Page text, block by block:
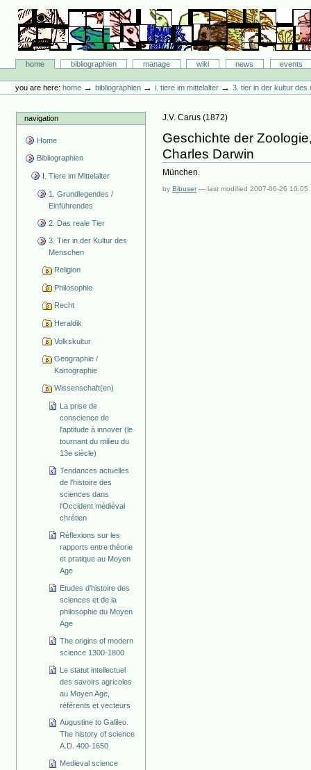
content.
navigation
Bibliographie-Portal
Sectionshome bibliographien manage wiki news
events
tools
you are here: home →bibliographien →i. tiere im mittelalter →3. tier in der kultur des
navigation
Home
Bibliographien
I. Tiere im Mittelalter
1. Grundlegendes /
Einführendes
2. Das reale Tier
3. Tier in der Kultur des
Menschen
Religion
Philosophie
Recht
Heraldik
Volkskultur
Geographie /
Kartographie
Wissenschaft(en)
La prise de
conscience de
l'aptitude à innover (le
tournant du milieu du
13e siècle)
Tendances actuelles
de l'histoire des
sciences dans
l'Occident médiéval
chrétien
Réflexions sur les
rapports entre théorie
et pratique au Moyen
Age
Etudes d'histoire des
sciences et de la
philosophie du Moyen
Age
The origins of modern
science 1300-1800
Le statut intellectuel
des savoirs agricoles
au Moyen Age,
référents et vecteurs
Augustine to Galileo.
The history of science
A.D. 400-1650
Medieval science
J.V. Carus (1872)
Geschichte der
Charles Darwin
München.
byBibuser —last modified2007-06-26 10:05